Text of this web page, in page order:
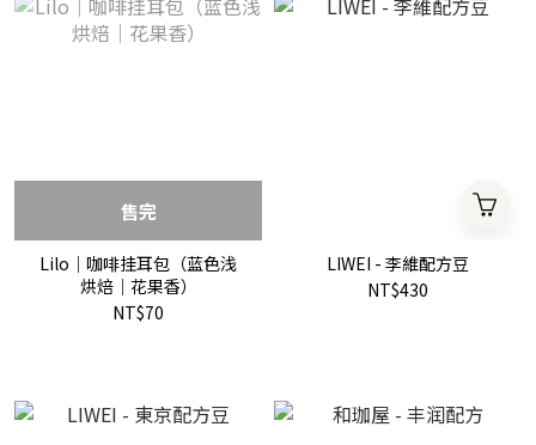
售完
Lilo｜咖啡挂耳包（蓝色浅
烘焙｜花果香）
NT$70
LIWEI - 李維配方豆
NT$430